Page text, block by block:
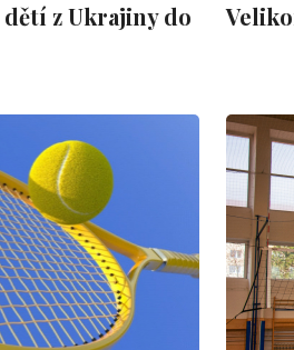
z Ukrajiny do